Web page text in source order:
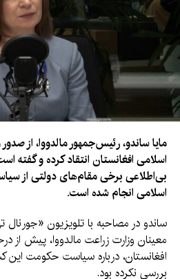
مایا ساندو، رئیس‌جمهور مالدووا، از
اسلامی افغانستان انتقاد کرده و گفته
بی‌اطلاعی برخی مقام‌های دولتی از
اسلامی انجام شده است.
ساندو در مصاحبه با تلویزیون
معینان وزارت زراعت مالدووا، پیش از
افغانستان، درباره سیاست حکومت این
بررسی نکرده بود.